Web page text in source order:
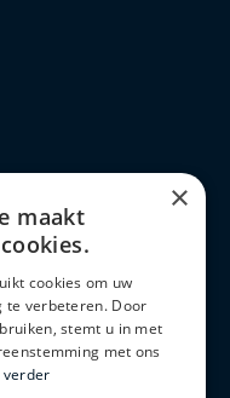
×
maakt
cookies om uw
verbeteren. Door
stemt u in met
met ons
verder